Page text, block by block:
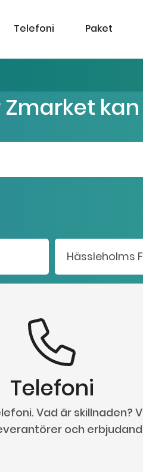
Telefoni Paket
Telefoni
Vad är skillnaden?
och